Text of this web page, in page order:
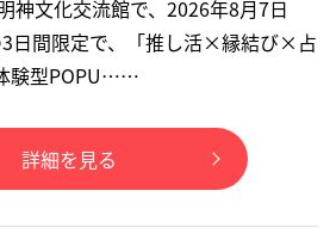
神文化交流館で、2026年8月7日
3日間限定で、「推し活×縁結び×占
験型POPU……
詳細を見る